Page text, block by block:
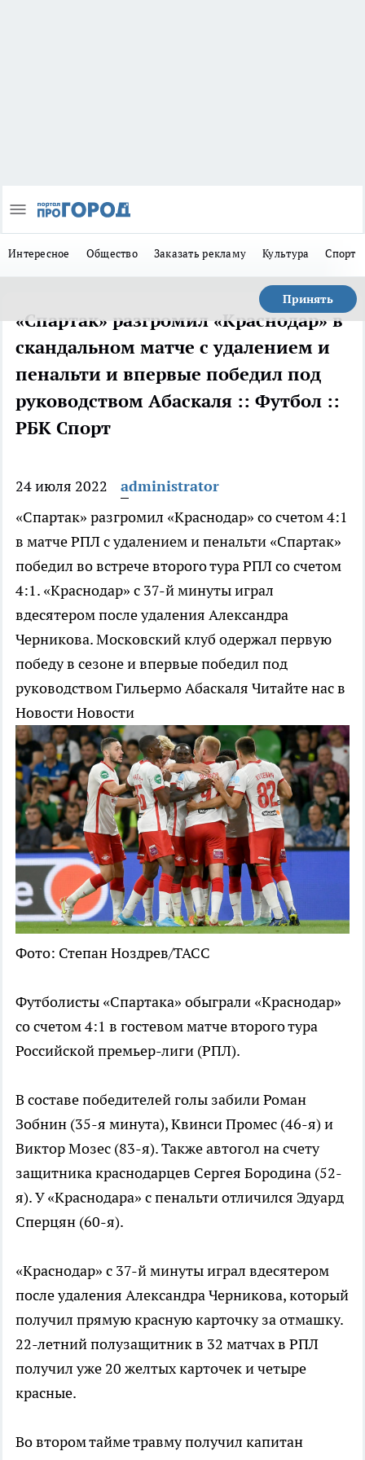
Интересное Общество Заказать рекламу Культура Спорт
Принять
«Спартак» разгромил «Краснодар» в
скандальном матче с удалением и
пенальти и впервые победил под
руководством Абаскаля :: Футбол ::
РБК Спорт
24 июля 2022
administrator
«Спартак» разгромил «Краснодар» со счетом 4:1
в матче РПЛ с удалением и пенальти «Спартак»
победил во встрече второго тура РПЛ со счетом
4:1. «Краснодар» с 37-й минуты играл
вдесятером после удаления Александра
Черникова. Московский клуб одержал первую
победу в сезоне и впервые победил под
руководством Гильермо Абаскаля Читайте нас в
Новости Новости
Фото: Степан Ноздрев/ТАСС
Футболисты «Спартака» обыграли «Краснодар»
со счетом 4:1 в гостевом матче второго тура
Российской премьер-лиги (РПЛ).
В составе победителей голы забили Роман
Зобнин (35-я минута), Квинси Промес (46-я) и
Виктор Мозес (83-я). Также автогол на счету
защитника краснодарцев Сергея Бородина (52-
я). У «Краснодара» с пенальти отличился Эдуард
Сперцян (60-я).
«Краснодар» с 37-й минуты играл вдесятером
после удаления Александра Черникова, который
получил прямую красную карточку за отмашку.
22-летний полузащитник в 32 матчах в РПЛ
получил уже 20 желтых карточек и четыре
красные.
Во втором тайме травму получил капитан